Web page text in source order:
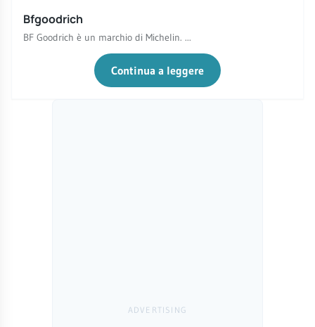
Bfgoodrich
BF Goodrich è un marchio di Michelin. ...
Continua a leggere